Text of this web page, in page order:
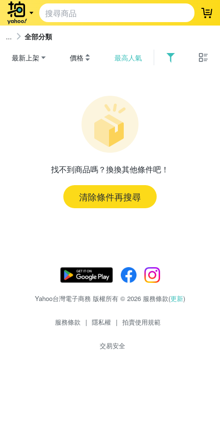
登
全部分類
最新上架 價格 最高人氣
找不到商品嗎？換換其他條件吧！
清除條件再搜尋
Yahoo台灣電子商務 版權所有 © 2026 服務條款(更新)
服務條款 | 隱私權 | 拍賣使用規範
交易安全